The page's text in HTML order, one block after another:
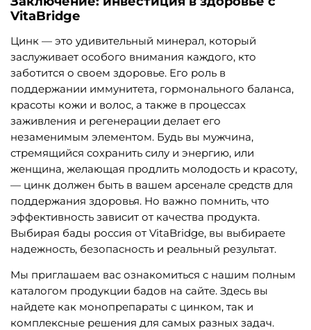
VitaBridge
Цинк — это удивительный минерал, который
заслуживает особого внимания каждого, кто
заботится о своем здоровье. Его роль в
поддержании иммунитета, гормонального баланса,
красоты кожи и волос, а также в процессах
заживления и регенерации делает его
незаменимым элементом. Будь вы мужчина,
стремящийся сохранить силу и энергию, или
женщина, желающая продлить молодость и красоту,
— цинк должен быть в вашем арсенале средств для
поддержания здоровья. Но важно помнить, что
эффективность зависит от качества продукта.
Выбирая бады россия от VitaBridge, вы выбираете
надежность, безопасность и реальный результат.
Мы приглашаем вас ознакомиться с нашим полным
каталогом продукции бадов на сайте. Здесь вы
найдете как монопрепараты с цинком, так и
комплексные решения для самых разных задач.